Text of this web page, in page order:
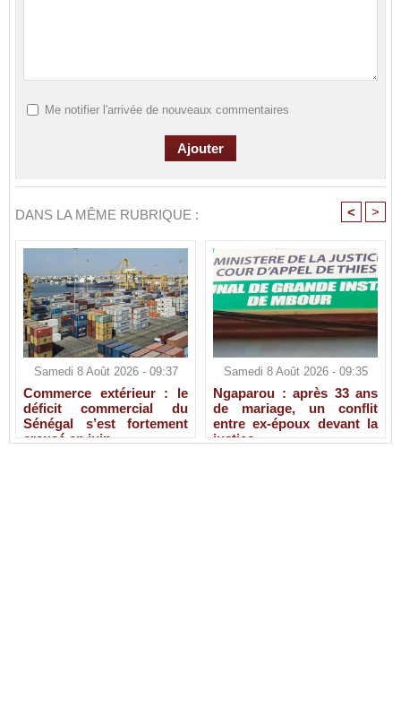
Me notifier l'arrivée de nouveaux commentaires
DANS LA MÊME RUBRIQUE : < >
Samedi 8 Août 2026 - 09:37
Commerce extérieur : le
déficit commercial du
Sénégal s’est fortement
creusé en juin
Samedi 8 Août 2026 - 09:35
Ngaparou : après 33 ans
de mariage, un conflit
entre ex-époux devant la
justice